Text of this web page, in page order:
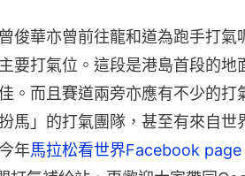
俊華亦曾前往龍和道為跑手打氣
要打氣位。這段是港島首段的地
。而且賽道兩旁亦應有不少的打
馬」的打氣團隊，甚至有來自世
年馬拉松看世界Facebook page